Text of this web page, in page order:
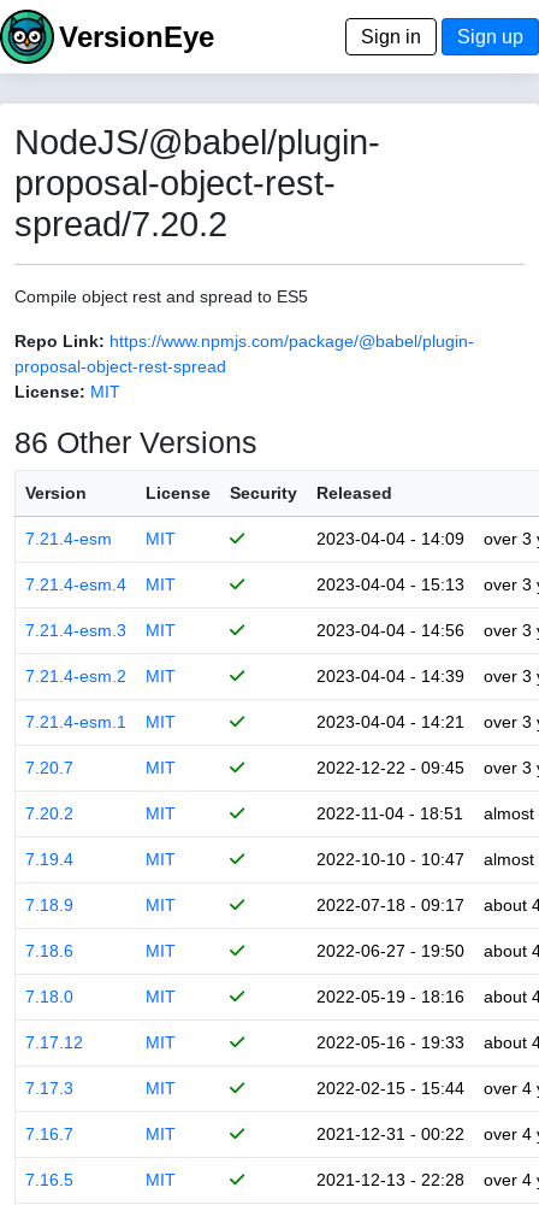
VersionEye Sign in Sign up
NodeJS/@babel/plugin-
proposal-object-rest-
spread/7.20.2
Compile object rest and spread to ES5
Repo Link: https://www.npmjs.com/package/@babel/plugin-
proposal-object-rest-spread
License: MIT
86 Other Versions
Version License Security Released
7.21.4-esm MIT 2023-04-04 - 14:09 over 3
7.21.4-esm.4 MIT 2023-04-04 - 15:13 over 3
7.21.4-esm.3 MIT 2023-04-04 - 14:56 over 3
7.21.4-esm.2 MIT 2023-04-04 - 14:39 over 3
7.21.4-esm.1 MIT 2023-04-04 - 14:21 over 3
7.20.7 MIT 2022-12-22 - 09:45 over 3
7.20.2 MIT 2022-11-04 - 18:51 almost
7.19.4 MIT 2022-10-10 - 10:47 almost
7.18.9 MIT 2022-07-18 - 09:17 about
7.18.6 MIT 2022-06-27 - 19:50 about
7.18.0 MIT 2022-05-19 - 18:16 about
7.17.12 MIT 2022-05-16 - 19:33 about
7.17.3 MIT 2022-02-15 - 15:44 over 4
7.16.7 MIT 2021-12-31 - 00:22 over 4
7.16.5 MIT 2021-12-13 - 22:28 over 4